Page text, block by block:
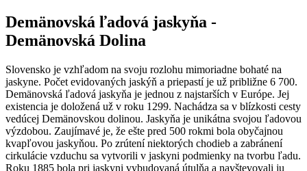
Demänovská ľadová jaskyňa -
Demänovská Dolina
Slovensko je vzhľadom na svoju rozlohu mimoriadne bohaté na
jaskyne. Počet evidovaných jaskýň a priepastí je už približne 6 700.
Demänovská ľadová jaskyňa je jednou z najstarších v Európe. Jej
existencia je doložená už v roku 1299. Nachádza sa v blízkosti cesty
vedúcej Demänovskou dolinou. Jaskyňa je unikátna svojou ľadovou
výzdobou. Zaujímavé je, že ešte pred 500 rokmi bola obyčajnou
kvapľovou jaskyňou. Po zrútení niektorých chodieb a zabránení
cirkulácie vzduchu sa vytvorili v jaskyni podmienky na tvorbu ľadu.
Roku 1885 bola pri jaskyni vybudovaná útulňa a navštevovali ju